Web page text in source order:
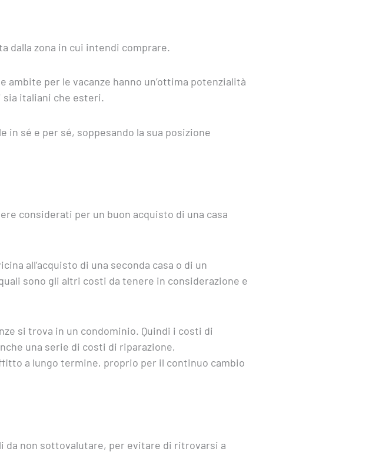
dalla zona in cui intendi comprare.
per le vacanze hanno un’ottima potenzialità
sia italiani che esteri.
in sé e per sé, soppesando la sua posizione
considerati per un buon acquisto di una casa
all’acquisto di una seconda casa o di un
sono gli altri costi da tenere in considerazione e
si trova in un condominio. Quindi i costi di
una serie di costi di riparazione,
a lungo termine, proprio per il continuo cambio
da non sottovalutare, per evitare di ritrovarsi a